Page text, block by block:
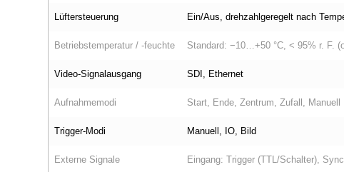
Lüftersteuerung Ein/Aus, drehzahlgeregelt nach
Betriebs­temperatur / ‑feuchte Standard: −10…+50 °C, < 95% r. F.
Video‑Signalausgang SDI, Ethernet
Aufnahmemodi Start, Ende, Zentrum, Zufall, Manuell
Trigger‑Modi Manuell, IO, Bild
Externe Signale
Eingang: Trigger (TTL/Schalter),